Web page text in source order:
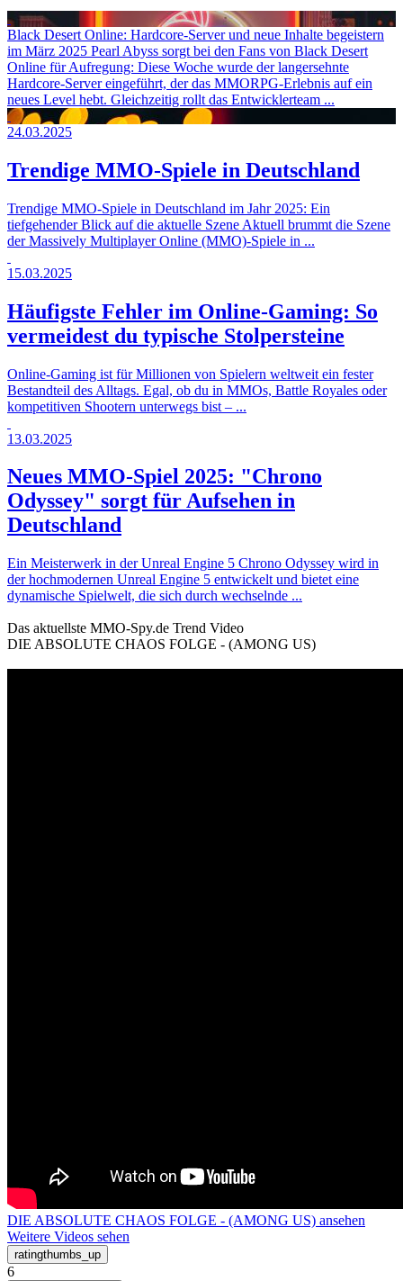
Anmelden
Black Desert Online: Hardcore-Server und neue Inhalte begeistern
im März 2025 Pearl Abyss sorgt bei den Fans von Black Desert
Online für Aufregung: Diese Woche wurde der langersehnte
Hardcore-Server eingeführt, der das MMORPG-Erlebnis auf ein
neues Level hebt. Gleichzeitig rollt das Entwicklerteam ...
24.03.2025
Trendige MMO-Spiele in Deutschland
Trendige MMO-Spiele in Deutschland im Jahr 2025: Ein
tiefgehender Blick auf die aktuelle Szene Aktuell brummt die Szene
der Massively Multiplayer Online (MMO)-Spiele in ...
15.03.2025
Häufigste Fehler im Online-Gaming: So
vermeidest du typische Stolpersteine
Online-Gaming ist für Millionen von Spielern weltweit ein fester
Bestandteil des Alltags. Egal, ob du in MMOs, Battle Royales oder
kompetitiven Shootern unterwegs bist – ...
13.03.2025
Neues MMO-Spiel 2025: "Chrono
Odyssey" sorgt für Aufsehen in
Deutschland
Ein Meisterwerk in der Unreal Engine 5 Chrono Odyssey wird in
der hochmodernen Unreal Engine 5 entwickelt und bietet eine
dynamische Spielwelt, die sich durch wechselnde ...
Das aktuellste MMO-Spy.de Trend Video
DIE ABSOLUTE CHAOS FOLGE - (AMONG US)
DIE ABSOLUTE CHAOS FOLGE - (AMONG US) ansehen
Weitere Videos sehen
6